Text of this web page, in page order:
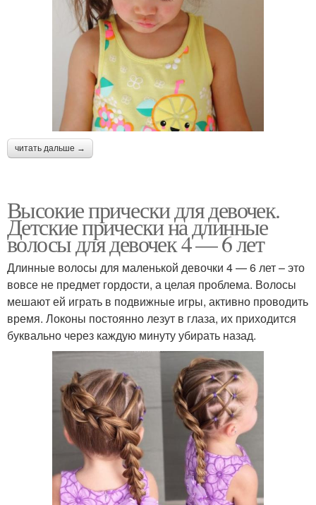
читать дальше →
Высокие прически для девочек.
Детские прически на длинные
волосы для девочек 4 — 6 лет
Длинные волосы для маленькой девочки 4 — 6 лет – это
вовсе не предмет гордости, а целая проблема. Волосы
мешают ей играть в подвижные игры, активно проводить
время. Локоны постоянно лезут в глаза, их приходится
буквально через каждую минуту убирать назад.